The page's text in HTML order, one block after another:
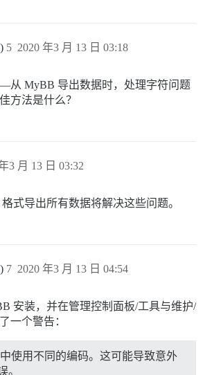
2020 年3 月 13 日 03:18
5
从 MyBB 导出数据时，处理字符问题
方法是什么？
3 月 13 日 03:32
式导出所有数据将解决这些问题。
2020 年3 月 13 日 04:54
7
安装，并在管理控制面板/工具与维护/
一个警告：
使用不同的编码。这可能导致意外
。